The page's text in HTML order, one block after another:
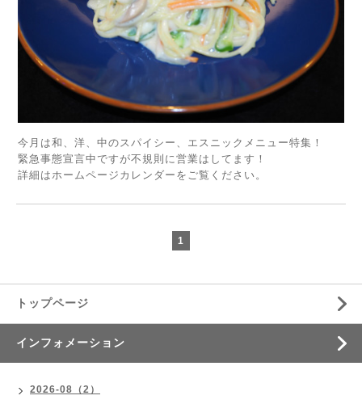
今月は和、洋、中のスパイシー、エスニックメニュー特集！
緊急事態宣言中ですが不規則に営業はしてます！
詳細はホームページカレンダーをご覧ください。
1
トップページ
インフォメーション
2026-08（2）